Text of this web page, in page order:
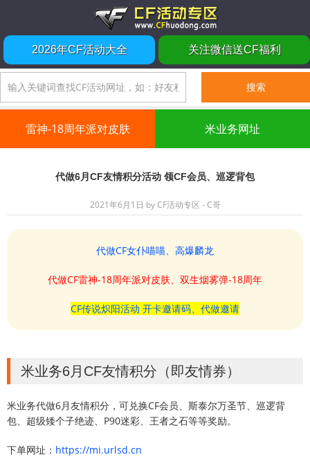
2026年CF活动大全 关注微信送CF福利
雷神-18周年派对皮肤 米业务网址
代做6月CF友情积分活动 领CF会员、巡逻背包
2021年6月1日 byCF活动专区 - C哥
代做CF女仆喵喵、高爆麟龙
代做CF雷神-18周年派对皮肤、双生烟雾弹-18周年
CF传说炽阳活动 开卡邀请码、代做邀请
米业务6月CF友情积分（即友情券）
米业务代做6月友情积分，可兑换CF会员、斯泰尔万圣节、巡逻背
包、超级矮个子绝迹、P90迷彩、王者之石等等奖励。
下单网址： https://mi.urlsd.cn